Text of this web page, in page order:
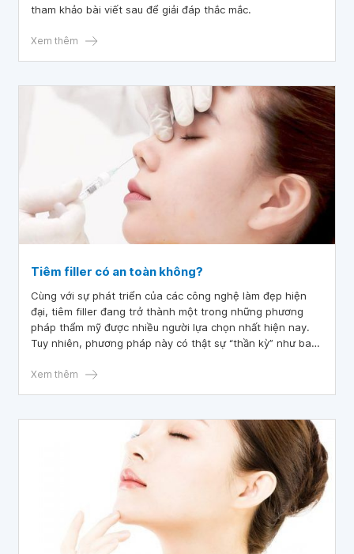
tham khảo bài viết sau để giải đáp thắc mắc.
Xem thêm
Tiêm filler có an toàn không?
Cùng với sự phát triển của các công nghệ làm đẹp hiện
đại, tiêm filler đang trở thành một trong những phương
pháp thẩm mỹ được nhiều người lựa chọn nhất hiện nay.
Tuy nhiên, phương pháp này có thật sự “thần kỳ” như bao
Xem thêm